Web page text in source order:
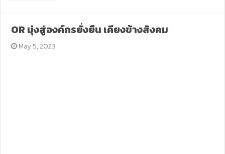
OR มุ่งสู่องค์กรยั่งยืน เคียงข้างสังคม
May 5, 2023